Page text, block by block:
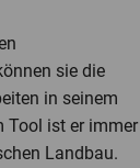
sie die
in seinem
Tool ist er immer
Landbau.